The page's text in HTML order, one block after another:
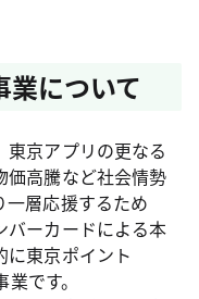
業について
東京アプリの更なる
価高騰など社会情勢
一層応援するため
バーカードによる本
に東京ポイント
です。